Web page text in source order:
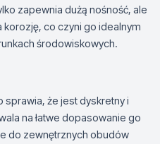
zapewnia dużą nośność, ale
co czyni go idealnym
środowiskowych.
sprawia, że jest dyskretny i
na łatwe dopasowanie go
do zewnętrznych obudów